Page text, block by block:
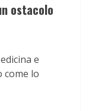
ostacolo
e
come lo